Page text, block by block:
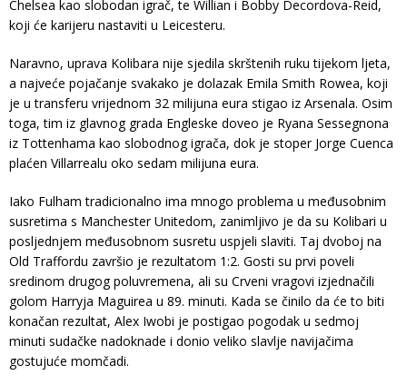
Chelsea kao slobodan igrač, te Willian i Bobby Decordova-Reid,
koji će karijeru nastaviti u Leicesteru.
Naravno, uprava Kolibara nije sjedila skrštenih ruku tijekom ljeta,
a najveće pojačanje svakako je dolazak Emila Smith Rowea, koji
je u transferu vrijednom 32 milijuna eura stigao iz Arsenala. Osim
toga, tim iz glavnog grada Engleske doveo je Ryana Sessegnona
iz Tottenhama kao slobodnog igrača, dok je stoper Jorge Cuenca
plaćen Villarrealu oko sedam milijuna eura.
Iako Fulham tradicionalno ima mnogo problema u međusobnim
susretima s Manchester Unitedom, zanimljivo je da su Kolibari u
posljednjem međusobnom susretu uspjeli slaviti. Taj dvoboj na
Old Traffordu završio je rezultatom 1:2. Gosti su prvi poveli
sredinom drugog poluvremena, ali su Crveni vragovi izjednačili
golom Harryja Maguirea u 89. minuti. Kada se činilo da će to biti
konačan rezultat, Alex Iwobi je postigao pogodak u sedmoj
minuti sudačke nadoknade i donio veliko slavlje navijačima
gostujuće momčadi.